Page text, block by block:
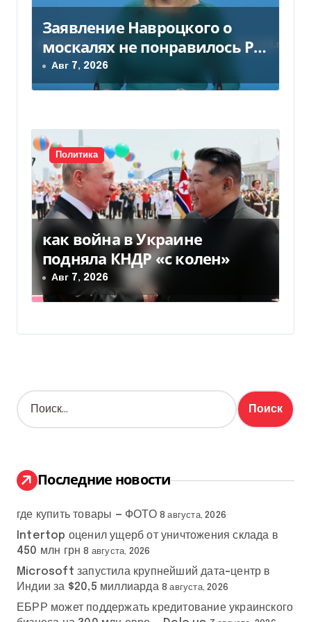
м
Заявление Навроцкого о
москалях не понравилось РФ
— видео
Авг 7, 2026
Политика
как война в Украине
подняла КНДР «с колен»
Авг 7, 2026
Н
а
:
Последние новости
где купить товары — ФОТО 8 августа, 2026
Intertop оценил ущерб от уничтожения склада в
450 млн грн 8 августа, 2026
Microsoft запустила крупнейший дата-центр в
Индии за $20,5 миллиарда 8 августа, 2026
ЕБРР может поддержать кредитование украинского